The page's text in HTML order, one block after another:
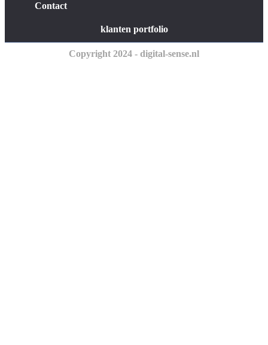
Contact
klanten portfolio
Copyright 2024 - digital-sense.nl